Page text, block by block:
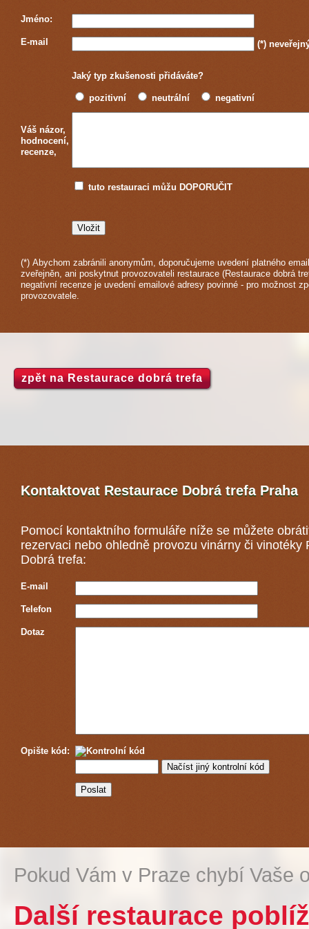
Jméno:
E-mail (*)
Jaký typ zkušenosti přidáváte?
pozitivní neutrální negativní
Váš názor,
hodnocení,
recenze,
tuto restauraci můžu DOPORUČIT
(*) Abychom zabránili anonymům, doporučujeme uvedení platného
zveřejněn, ani poskytnut provozovateli restaurace (Restaurace dobrá
negativní recenze je uvedení emailové adresy povinné - pro možnost
provozovatele.
zpět na Restaurace dobrá trefa
Kontaktovat Restaurace Dobrá trefa Praha
Pomocí kontaktního formuláře níže se můžete
rezervaci nebo ohledně provozu vinárny či vinotéky
Dobrá trefa:
E-mail
Telefon
Dotaz
Opište kód:
Pokud Vám v Praze chybí Vaše
Další restaurace